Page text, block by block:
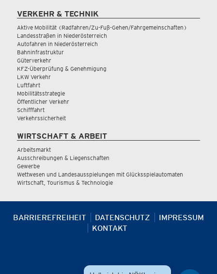
VERKEHR & TECHNIK
Aktive Mobilität (Radfahren/Zu-Fuß-Gehen/Fahrgemeinschaften)
Landesstraßen in Niederösterreich
Autofahren in Niederösterreich
Bahninfrastruktur
Güterverkehr
KFZ-Überprüfung & Genehmigung
LKW Verkehr
Luftfahrt
Mobilitätsstrategie
Öffentlicher Verkehr
Schifffahrt
Verkehrssicherheit
WIRTSCHAFT & ARBEIT
Arbeitsmarkt
Ausschreibungen & Liegenschaften
Gewerbe
Wettwesen und Landesausspielungen mit Glücksspielautomaten
Wirtschaft, Tourismus & Technologie
BARRIEREFREIHEIT DATENSCHUTZ
IMPRESSUM
KONTAKT